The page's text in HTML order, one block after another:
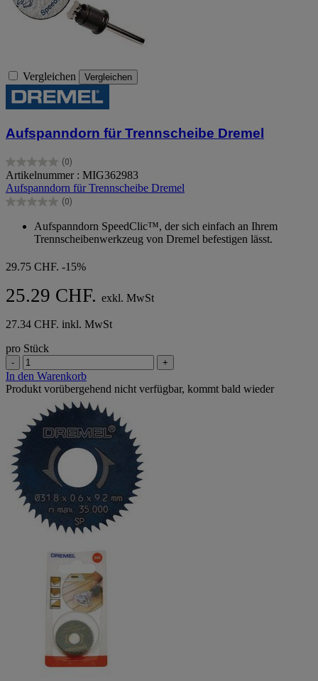
Vergleichen Vergleichen
Aufspanndorn für Trennscheibe Dremel
(0)
0.0
von
5
Sternen.
Artikelnummer : MIG362983
Aufspanndorn für Trennscheibe Dremel
(0)
0.0
Sternen.
Aufspanndorn SpeedClic™, der sich einfach an Ihrem
Trennscheibenwerkzeug von Dremel befestigen lässt.
29.75 CHF. -15%
25.29 CHF. exkl. MwSt
27.34 CHF. inkl. MwSt
pro Stück
- +
In den Warenkorb
Produkt vorübergehend nicht verfügbar, kommt bald wieder